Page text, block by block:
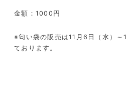
金額：1000円
※匂い袋の販売は11月6日（水）～
ております。